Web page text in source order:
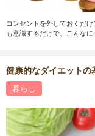
コンセントを外しておくだ
も意識するだけで、こんな
健康的なダイエットの
暮らし